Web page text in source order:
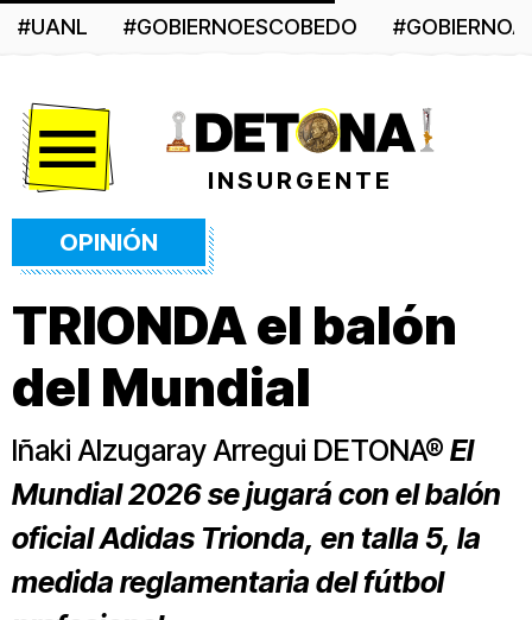
#UANL #GOBIERNOESCOBEDO
INSURGENTE
OPINIÓN
TRIONDA el balón
del Mundial
Iñaki Alzugaray Arregui DETONA® El
Mundial 2026 se jugará con el balón
oficial Adidas Trionda, en talla 5, la
medida reglamentaria del fútbol